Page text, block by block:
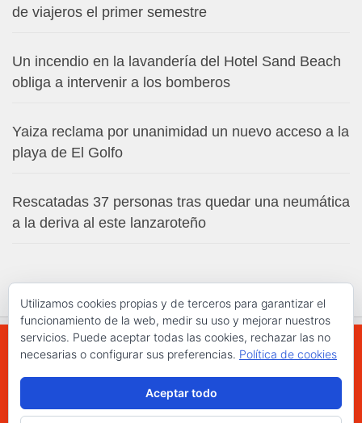
de viajeros el primer semestre
Un incendio en la lavandería del Hotel Sand Beach
obliga a intervenir a los bomberos
Yaiza reclama por unanimidad un nuevo acceso a la
playa de El Golfo
Rescatadas 37 personas tras quedar una neumática
a la deriva al este lanzaroteño
WWW.ELCHAPLON.COM © 2026. Todos los
derechos reservados.
Utilizamos cookies propias y de terceros para garantizar el
funcionamiento de la web, medir su uso y mejorar nuestros
servicios. Puede aceptar todas las cookies, rechazar las no
necesarias o configurar sus preferencias. Política de cookies
Aceptar todo